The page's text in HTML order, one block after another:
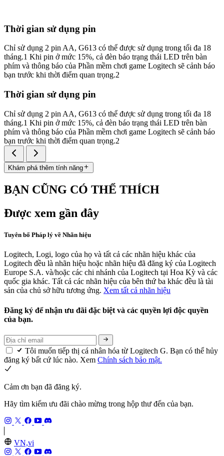
Thời gian sử dụng pin
Chỉ sử dụng 2 pin AA, G613 có thể được sử dụng trong tối đa 18
tháng.1 Khi pin ở mức 15%, cả đèn báo trạng thái LED trên bàn
phím và thông báo của Phần mềm chơi game Logitech sẽ cảnh báo
bạn trước khi thời điểm quan trọng.2
Thời gian sử dụng pin
Chỉ sử dụng 2 pin AA, G613 có thể được sử dụng trong tối đa 18
tháng.1 Khi pin ở mức 15%, cả đèn báo trạng thái LED trên bàn
phím và thông báo của Phần mềm chơi game Logitech sẽ cảnh báo
bạn trước khi thời điểm quan trọng.2
Khám phá thêm tính năng
BẠN CŨNG CÓ THỂ THÍCH
Được xem gần đây
Tuyên bố Pháp lý về Nhãn hiệu
Logitech, Logi, logo của họ và tất cả các nhãn hiệu khác của
Logitech đều là nhãn hiệu hoặc nhãn hiệu đã đăng ký của Logitech
Europe S.A. và/hoặc các chi nhánh của Logitech tại Hoa Kỳ và các
quốc gia khác. Tất cả các nhãn hiệu của bên thứ ba khác đều là tài
sản của chủ sở hữu tương ứng. Xem tất cả nhãn hiệu
Đăng ký để nhận ưu đãi đặc biệt và các quyền lợi độc quyền
của bạn.
Tôi muốn tiếp thị cá nhân hóa từ Logitech G. Bạn có thể hủy
đăng ký bất cứ lúc nào. Xem Chính sách bảo mật.
Cảm ơn bạn đã đăng ký.
Hãy tìm kiếm ưu đãi chào mừng trong hộp thư đến của bạn.
VN,vi